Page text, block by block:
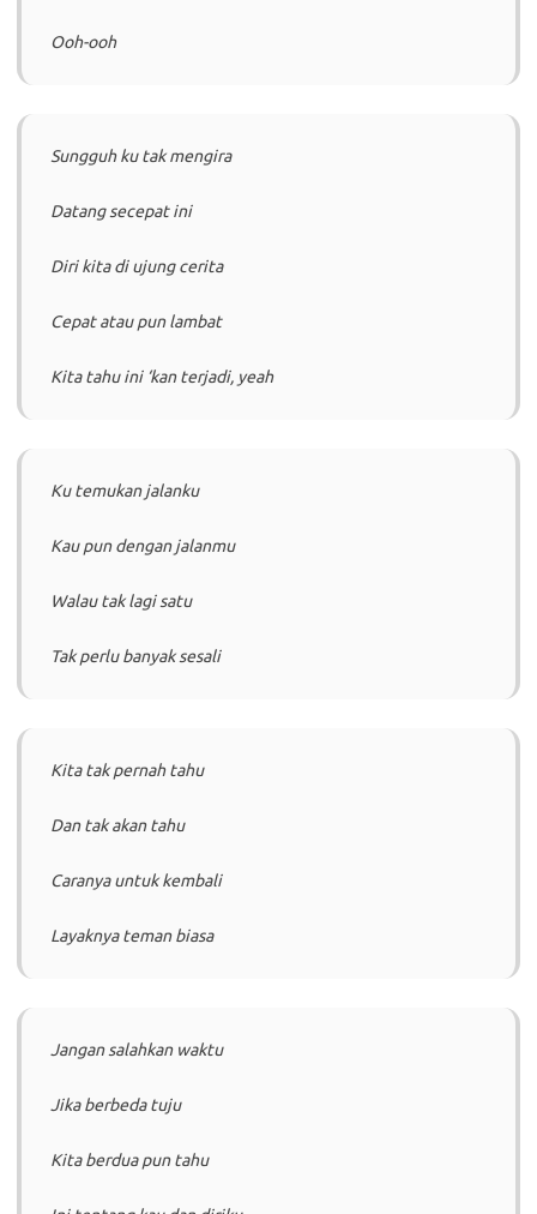
Ooh-ooh
Sungguh ku tak mengira
Datang secepat ini
Diri kita di ujung cerita
Cepat atau pun lambat
Kita tahu ini ‘kan terjadi, yeah
Ku temukan jalanku
Kau pun dengan jalanmu
Walau tak lagi satu
Tak perlu banyak sesali
Kita tak pernah tahu
Dan tak akan tahu
Caranya untuk kembali
Layaknya teman biasa
Jangan salahkan waktu
Jika berbeda tuju
Kita berdua pun tahu